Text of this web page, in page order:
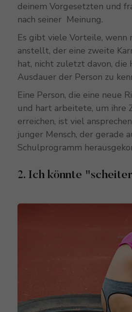
deinem Vorgesetzten und
nach seiner Meinung.
Es gibt viele Vorteile, wenn
anstellt, der eine zweite
hat, nicht zuletzt davon, die
Ausdauer der Person zu
Eine Person, die eine neue
und hart arbeitete, um ihre
erreichen, ist viel
junger Mensch, der gerade
Schulprogramm
2. Ich könnte